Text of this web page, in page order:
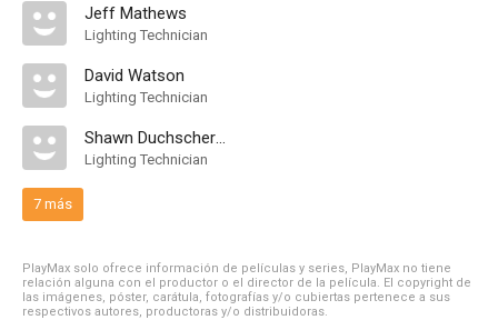
Jeff Mathews
Lighting Technician
David Watson
Lighting Technician
Shawn Duchscherer
Lighting Technician
7 más
PlayMax solo ofrece información de películas y series, PlayMax no tiene
relación alguna con el productor o el director de la película. El copyright de
las imágenes, póster, carátula, fotografías y/o cubiertas pertenece a sus
respectivos autores, productoras y/o distribuidoras.